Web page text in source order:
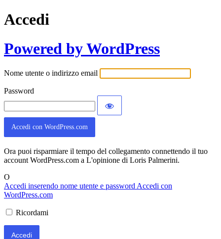
Accedi
Powered by WordPress
Nome utente o indirizzo email
Password
Accedi con WordPress.com
Ora puoi risparmiare il tempo del collegamento connettendo il tuo
account WordPress.com a L'opinione di Loris Palmerini.
O
Accedi inserendo nome utente e password Accedi con
WordPress.com
Ricordami